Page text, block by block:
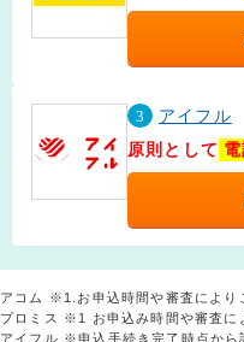
3
アイフル
原則として
アコム ※1.お申込時間や審査により
プロミス ※1 お申込み時間や審査に
アイフル ※申込手続き完了時点から